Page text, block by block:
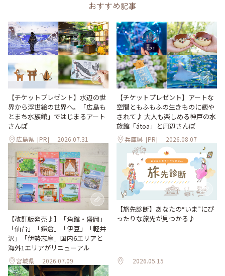
おすすめ記事
【チケットプレゼント】水辺の世
界から浮世絵の世界へ。「広島も
とまち水族館」ではじまるアート
さんぽ
広島県 [PR] 2026.07.31
【チケットプレゼント】アートな
空間ともふもふの生きものに癒や
されて♪ 大人も楽しめる神戸の水
族館「átoa」と周辺さんぽ
兵庫県 [PR] 2026.08.07
【改訂版発売♪】「角館・盛岡」
「仙台」「鎌倉」「伊豆」「軽井
沢」「伊勢志摩」国内6エリアと
海外1エリアがリニューアル
宮城県 2026.07.09
【旅先診断】あなたの“いま”にぴ
ったりな旅先が見つかる♪
2026.05.15